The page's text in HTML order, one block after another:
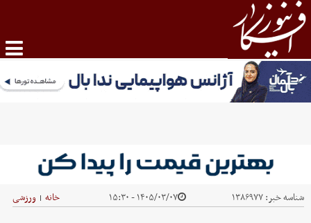
شناسه خبر:۱۳۸۶۹۷۷ ۱۴۰۵/۰۳/۰۷ - ۱۵:۳۰ خانه | ورزشی